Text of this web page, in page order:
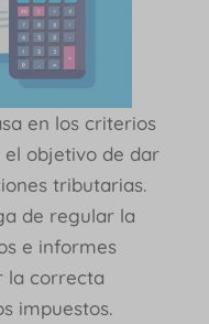
en los criterios
el objetivo de dar
tributarias.
de regular la
e informes
la correcta
impuestos.